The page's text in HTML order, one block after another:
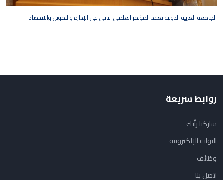
الجامعة العربية الدولية تعقد المؤتمر العلمي الثاني في الإدارة والتمويل والاقتصاد
روابط سريعة
شاركنا رأيك
البوابة الإلكترونية
وظائف
اتصل بنا